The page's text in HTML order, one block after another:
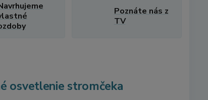
Poznáte nás z
TV
osvetlenie stromčeka